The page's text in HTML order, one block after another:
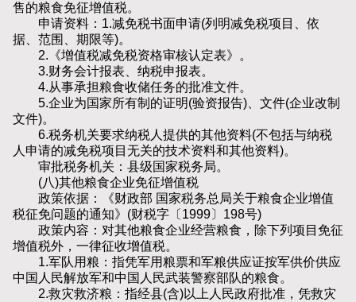
售的粮食免征增值税。
申请资料：1.减免税书面申请(列明减免税项目、依
据、范围、期限等)。
2.《增值税减免税资格审核认定表》。
3.财务会计报表、纳税申报表。
4.从事承担粮食收储任务的批准文件。
5.企业为国家所有制的证明(验资报告)、文件(企业改制
文件)。
6.税务机关要求纳税人提供的其他资料(不包括与纳税
人申请的减免税项目无关的技术资料和其他资料)。
审批税务机关：县级国家税务局。
(八)其他粮食企业免征增值税
政策依据：《财政部 国家税务总局关于粮食企业增值
税征免问题的通知》(财税字〔1999〕198号)
政策内容：对其他粮食企业经营粮食，除下列项目免征
增值税外，一律征收增值税。
1.军队用粮：指凭军用粮票和军粮供应证按军供价供应
中国人民解放军和中国人民武装警察部队的粮食。
2.救灾救济粮：指经县(含)以上人民政府批准，凭救灾